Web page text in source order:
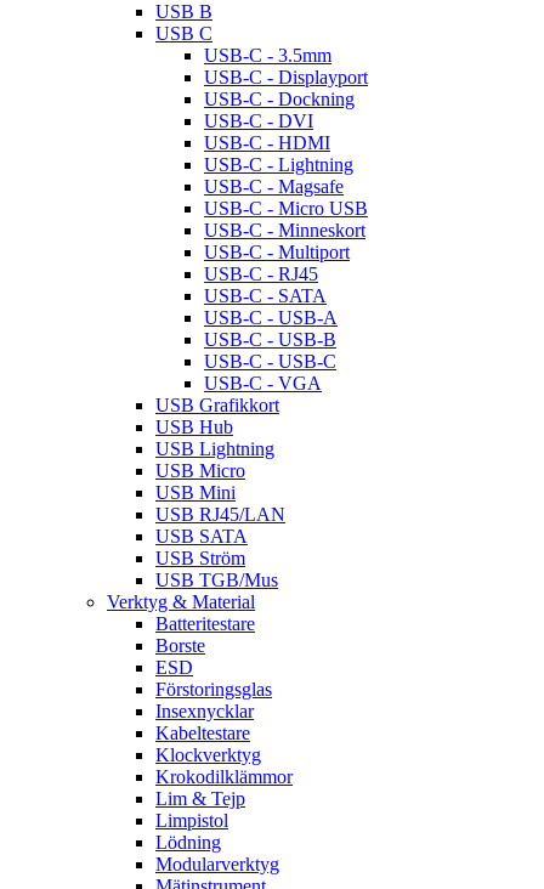
USB B
USB C
USB-C - 3.5mm
USB-C - Displayport
USB-C - Dockning
USB-C - DVI
USB-C - HDMI
USB-C - Lightning
USB-C - Magsafe
USB-C - Micro USB
USB-C - Minneskort
USB-C - Multiport
USB-C - RJ45
USB-C - SATA
USB-C - USB-A
USB-C - USB-B
USB-C - USB-C
USB-C - VGA
USB Grafikkort
USB Hub
USB Lightning
USB Micro
USB Mini
USB RJ45/LAN
USB SATA
USB Ström
USB TGB/Mus
Verktyg & Material
Batteritestare
Borste
ESD
Förstoringsglas
Insexnycklar
Kabeltestare
Klockverktyg
Krokodilklämmor
Lim & Tejp
Limpistol
Lödning
Modularverktyg